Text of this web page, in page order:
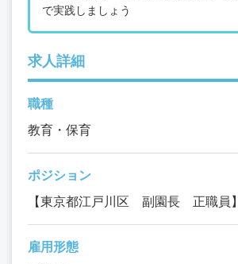
で実践しましょう
求人詳細
職種
教育・保育
ポジション
【東京都江戸川区 副園長 正職員】
雇用形態